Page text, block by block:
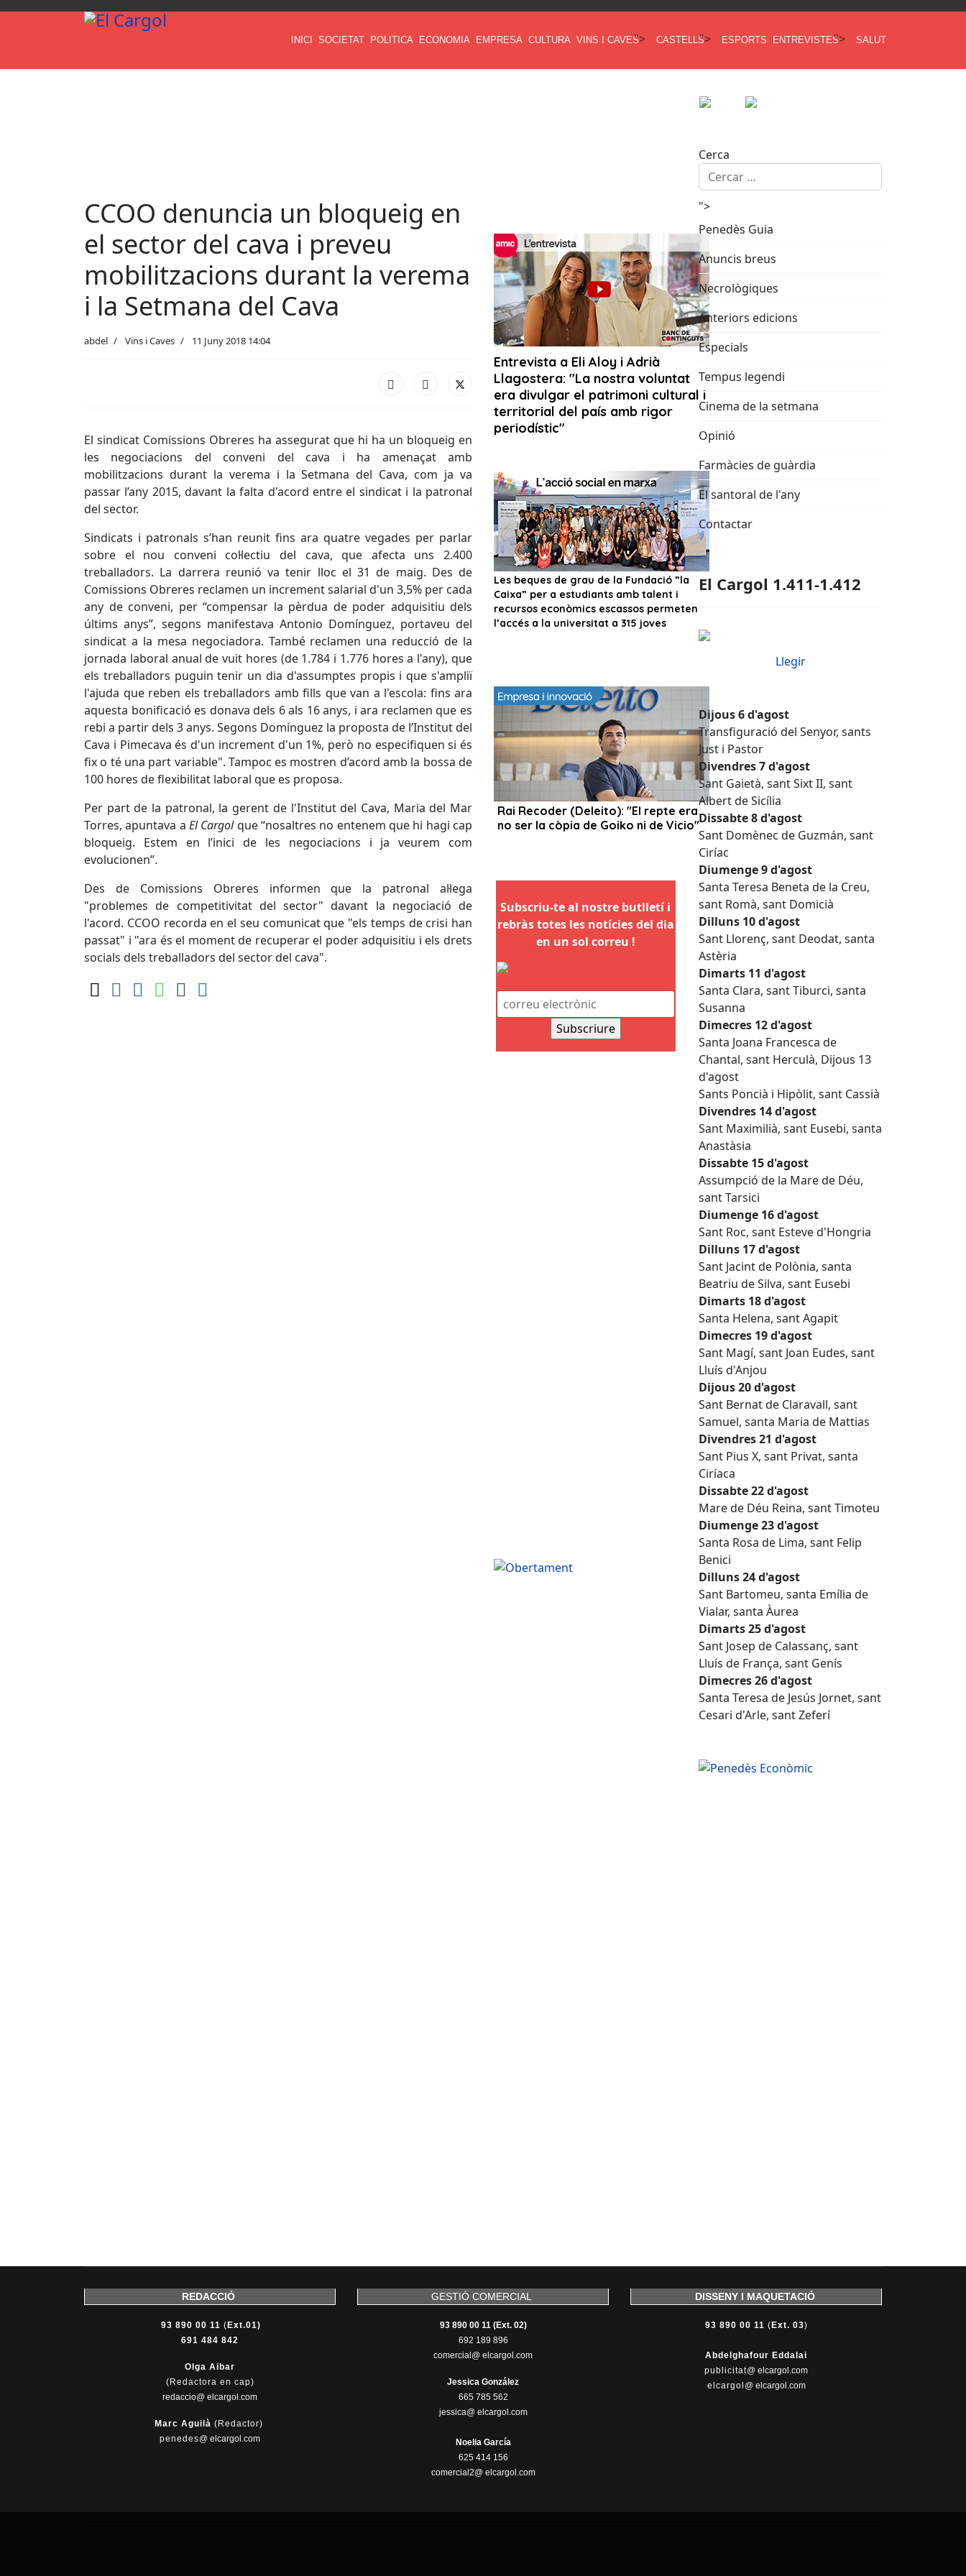
INICI SOCIETAT POLITICA ECONOMIA EMPRESA CULTURA VINS I CAVES"> CASTELLS"> ESPORTS ENTREVISTES"> SALUT
Cerca
CCOO denuncia un bloqueig en
el sector del cava i preveu
mobilitzacions durant la verema
i la Setmana del Cava
abdel Vins i Caves 11 Juny 2018 14:04
El sindicat Comissions Obreres ha assegurat que hi ha un bloqueig en
les negociacions del conveni del cava i ha amenaçat amb
mobilitzacions durant la verema i la Setmana del Cava, com ja va
passar l’any 2015, davant la falta d'acord entre el sindicat i la patronal
del sector.
Sindicats i patronals s’han reunit fins ara quatre vegades per parlar
sobre el nou conveni col·lectiu del cava, que afecta uns 2.400
treballadors. La darrera reunió va tenir lloc ­el 31 de maig. Des de
Comissions Obreres reclamen un increment salarial d'un 3,5% per cada
any de conveni, per “compensar la pèrdua de poder adquisitiu dels
últims anys”, segons manifestava Antonio Domínguez, portaveu del
sindicat a la mesa negociadora. També reclamen una reducció de la
jornada laboral anual de vuit hores (de 1.784 i 1.776 hores a l'any), que
els treballadors puguin tenir un dia d'assumptes propis i que s'ampliï
l'ajuda que reben els treballadors amb fills que van a l'escola: fins ara
aquesta bonificació es donava dels 6 als 16 anys, i ara reclamen que es
rebi a partir dels 3 anys. Segons Domínguez la proposta de l’Institut del
Cava i Pimecava és d'un increment d'un 1%, però no especifiquen si és
fix o té una part variable". Tampoc es mostren d’acord amb la bossa de
100 hores de flexibilitat laboral que es proposa.
Per part de la patronal, la gerent de l'Institut del Cava, Maria del Mar
Torres, apuntava a El Cargolque “nosaltres no entenem que hi hagi cap
bloqueig. Estem en l’inici de les negociacions i ja veurem com
evolucionen”.
Des de Comissions Obreres informen que la patronal al·lega
"problemes de competitivitat del sector" davant la negociació de
l'acord. CCOO recorda en el seu comunicat que "els temps de crisi han
passat" i "ara és el moment de recuperar el poder adquisitiu i els drets
socials dels treballadors del sector del cava".
Subscriu-te al nostre butlletí i
rebràs totes les notícies del dia
en un sol correu !
">
Penedès Guia
Anuncis breus
Necrològiques
Anteriors edicions
Especials
Tempus legendi
Cinema de la setmana
Opinió
Farmàcies de guàrdia
El santoral de l'any
Contactar
El Cargol 1.411-1.412
Llegir
Dijous 6 d'agost
Transfiguració del Senyor, sants
Just i Pastor
Divendres 7 d'agost
Sant Gaietà, sant Sixt II, sant
Albert de Sicília
Dissabte 8 d'agost
Sant Domènec de Guzmán, sant
Ciríac
Diumenge 9 d'agost
Santa Teresa Beneta de la Creu,
sant Romà, sant Domicià
Dilluns 10 d'agost
Sant Llorenç, sant Deodat, santa
Astèria
Dimarts 11 d'agost
Santa Clara, sant Tiburci, santa
Susanna
Dimecres 12 d'agost
Santa Joana Francesca de
Chantal, sant Herculà, Dijous 13
d'agost
Sants Poncià i Hipòlit, sant Cassià
Divendres 14 d'agost
Sant Maximilià, sant Eusebi, santa
Anastàsia
Dissabte 15 d'agost
Assumpció de la Mare de Déu,
sant Tarsici
Diumenge 16 d'agost
Sant Roc, sant Esteve d'Hongria
Dilluns 17 d'agost
Sant Jacint de Polònia, santa
Beatriu de Silva, sant Eusebi
Dimarts 18 d'agost
Santa Helena, sant Agapit
Dimecres 19 d'agost
Sant Magí, sant Joan Eudes, sant
Lluís d'Anjou
Dijous 20 d'agost
Sant Bernat de Claravall, sant
Samuel, santa Maria de Mattias
Divendres 21 d'agost
Sant Pius X, sant Privat, santa
Ciríaca
Dissabte 22 d'agost
Mare de Déu Reina, sant Timoteu
Diumenge 23 d'agost
Santa Rosa de Lima, sant Felip
Benici
Dilluns 24 d'agost
Sant Bartomeu, santa Emília de
Vialar, santa Àurea
Dimarts 25 d'agost
Sant Josep de Calassanç, sant
Lluís de França, sant Genís
Dimecres 26 d'agost
Santa Teresa de Jesús Jornet, sant
Cesari d'Arle, sant Zeferí
REDACCIÓ
93 890 00 11 ( Ext.01)
691 484 842
Olga Aibar
(Redactora en cap)
redaccio@ elcargol.com
Marc Aguilà (Redactor)
penedes@ elcargol.com
GESTIÓ COMERCIAL
93 890 00 11 (Ext. 02)
692 189 896
comercial@ elcargol.com
Jessica González
665 785 562
jessica@ elcargol.com
Noelia García
625 414 156
comercial2@ elcargol.com
DISSENY I MAQUETACIÓ
93 890 00 11 ( Ext. 03)
Abdelghafour Eddalai
publicitat@ elcargol.com
elcargol @ elcargol.com